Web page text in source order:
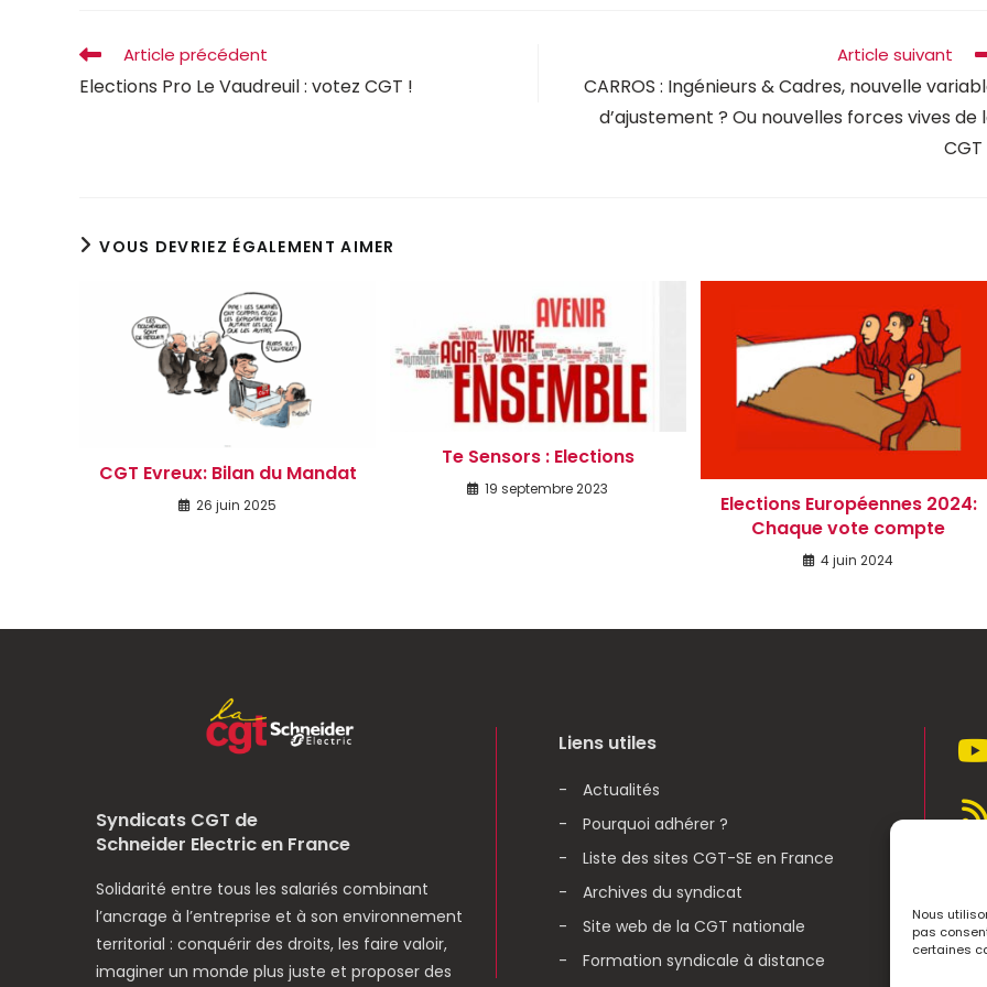
Nous
pas
certaines
Article précédent
Elections Pro Le Vaudreuil : votez CGT !
Article suivant
CARROS : Ingénieurs & Cadres, nouvelle
d’ajustement ? Ou nouvelles forces vives de
CGT
VOUS DEVRIEZ ÉGALEMENT AIMER
CGT Evreux: Bilan du Mandat
26 juin 2025
Te Sensors : Elections
19 septembre 2023
Elections Européennes 2024:
Chaque vote compte
4 juin 2024
Syndicats CGT de
Schneider Electric en France
Solidarité entre tous les salariés combinant
l’ancrage à l’entreprise et à son environnement
territorial : conquérir des droits, les faire valoir,
imaginer un monde plus juste et proposer des
Liens utiles
Actualités
Pourquoi adhérer ?
Liste des sites CGT-SE en France
Archives du syndicat
Site web de la CGT nationale
Formation syndicale à distance